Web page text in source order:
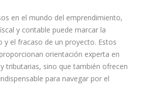
en el mundo del emprendimiento,
y contable puede marcar la
y el fracaso de un proyecto. Estos
orientación experta en
tributarias, sino que también ofrecen
para navegar por el